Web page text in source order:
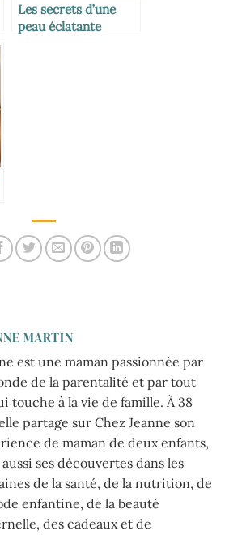
Les secrets d’une
peau éclatante
MARTIN
est une maman passionnée par
de la parentalité et par tout
touche à la vie de famille. À 38
partage sur Chez Jeanne son
de maman de deux enfants,
ses découvertes dans les
de la santé, de la nutrition, de
enfantine, de la beauté
des cadeaux et de